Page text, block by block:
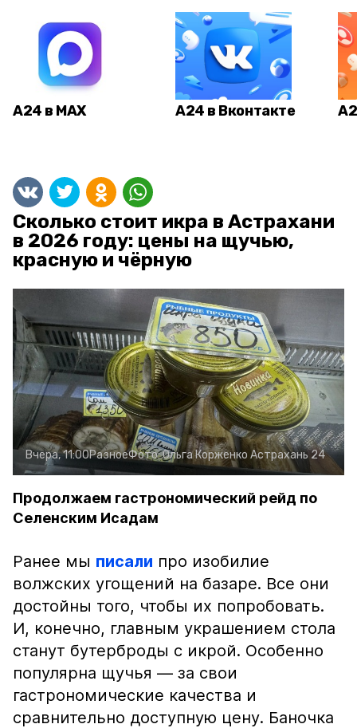
А24 в MAX А24 в Вконтакте
Сколько стоит икра в Астрахани
в 2026 году: цены на щучью,
красную и чёрную
Вчера, 11:00РазноеФото:Ольга Корженко Астрахань 24
Продолжаем гастрономический рейд по
Селенским Исадам
Ранее мы писали про изобилие
волжских угощений на базаре. Все они
достойны того, чтобы их попробовать.
И, конечно, главным украшением стола
станут бутерброды с икрой. Особенно
популярна щучья — за свои
гастрономические качества и
сравнительно доступную цену. Баночка